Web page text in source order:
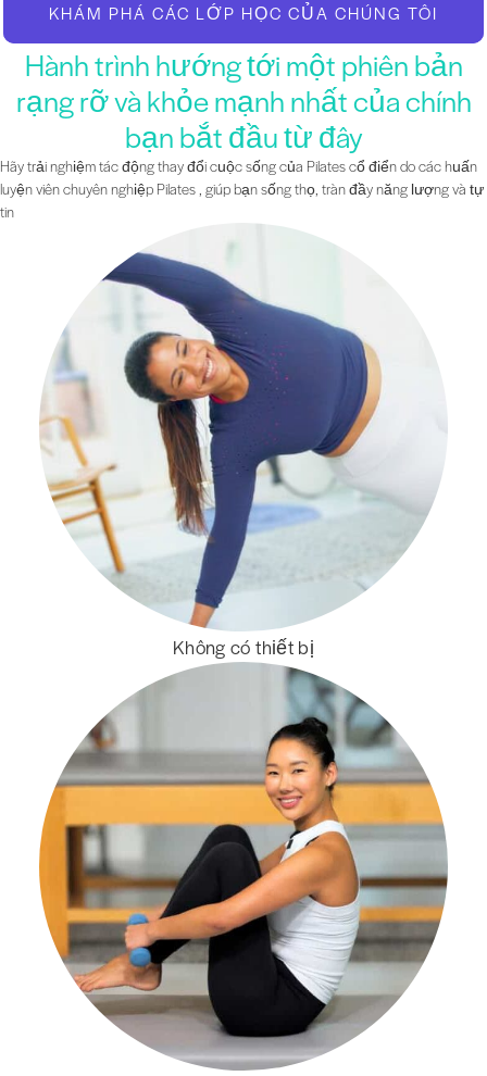
KHÁM PHÁ CÁC LỚP HỌC CỦA CHÚNG TÔI
Hành trình hướng tới một phiên bản
rạng rỡ và khỏe mạnh nhất của chính
bạn bắt đầu từ đây
Hãy trải nghiệm tác động thay đổi cuộc sống của Pilates cổ điển do các huấn
luyện viên chuyên nghiệp Pilates , giúp bạn sống thọ, tràn đầy năng lượng và tự
tin
Không có thiết bị